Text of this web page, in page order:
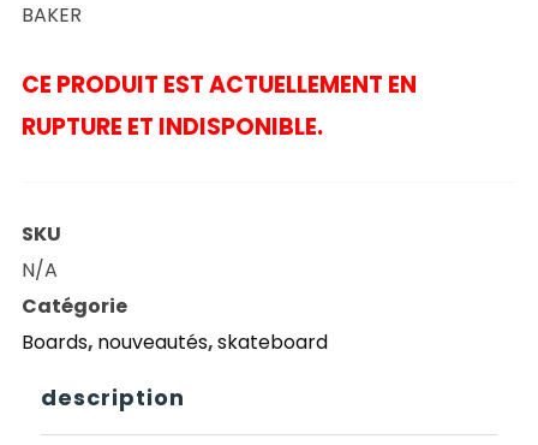
BAKER
CE PRODUIT EST ACTUELLEMENT EN
RUPTURE ET INDISPONIBLE.
SKU
N/A
Catégorie
Boards, nouveautés,skateboard
description